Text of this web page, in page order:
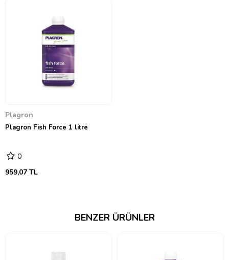
Plagron
Plagron Fish Force 1 litre
0
959,07 TL
BENZER ÜRÜNLER